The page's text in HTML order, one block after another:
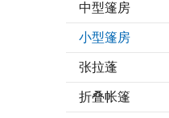
中型篷房
小型篷房
张拉蓬
折叠帐篷